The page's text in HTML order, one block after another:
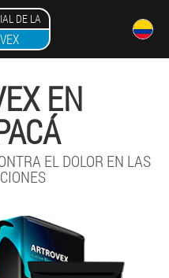
DE LA
EN
EL DOLOR EN LAS